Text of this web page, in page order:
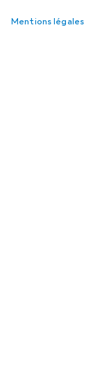
Mentions légales